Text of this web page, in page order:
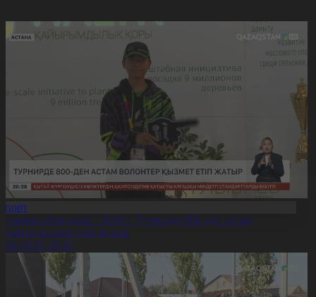
ойындары - 2026»: Турнирде 800-ден астам
қызмет етіп жатыр
20:12